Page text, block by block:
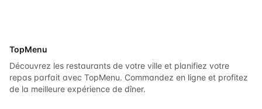
TopMenu
Découvrez les restaurants de votre ville et planifiez votre
repas parfait avec TopMenu. Commandez en ligne et profitez
de la meilleure expérience de dîner.